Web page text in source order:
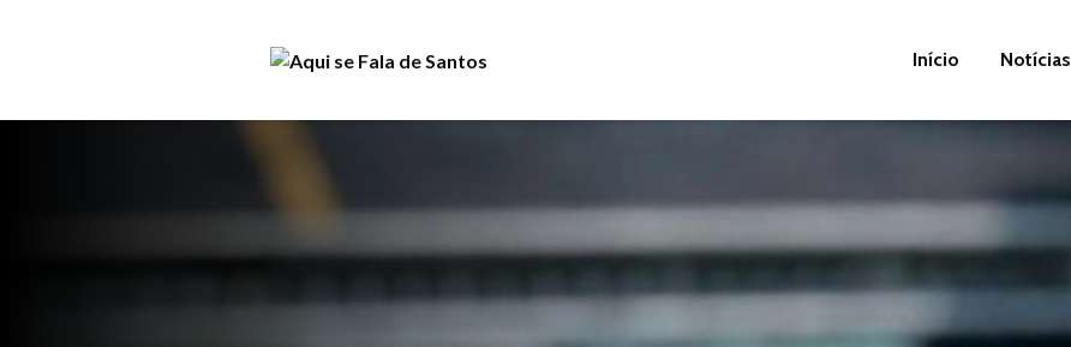
Início Notícias